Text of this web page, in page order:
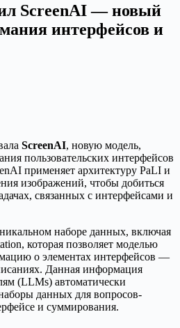
ScreenAI — новый
интерфейсов и
ScreenAI, новую модель,
пользовательских интерфейсов
применяет архитектуру PaLI и
изображений, чтобы добиться
связанных с интерфейсами и
наборе данных, включая
которая позволяет моделью
о элементах интерфейсов —
Данная информация
(LLMs) автоматически
данных для вопросов-
и суммирования.